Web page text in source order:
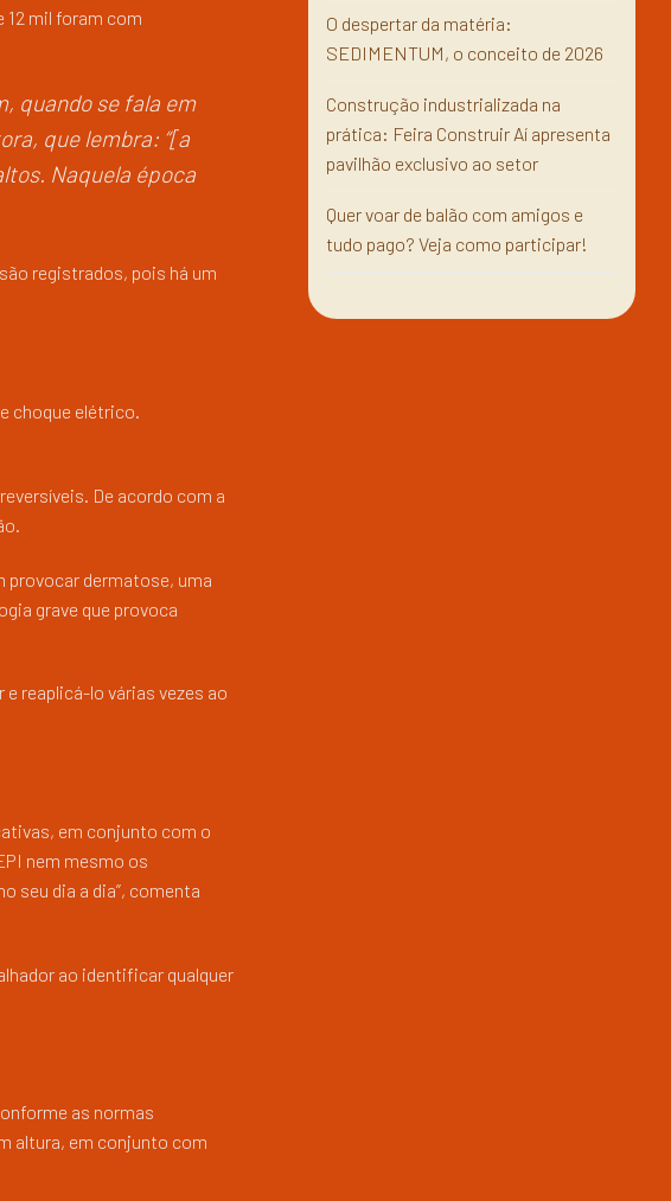
12 mil foram com
quando se fala em
que lembra: “[a
Naquela época
registrados, pois há um
choque elétrico.
De acordo com a
provocar dermatose, uma
grave que provoca
reaplicá-lo várias vezes ao
em conjunto com o
nem mesmo os
seu dia a dia”, comenta
ao identificar qualquer
as normas
altura, em conjunto com
O despertar da matéria:
SEDIMENTUM, o conceito de 2026
Construção industrializada na
prática: Feira Construir Aí apresenta
pavilhão exclusivo ao setor
Quer voar de balão com amigos e
tudo pago? Veja como participar!